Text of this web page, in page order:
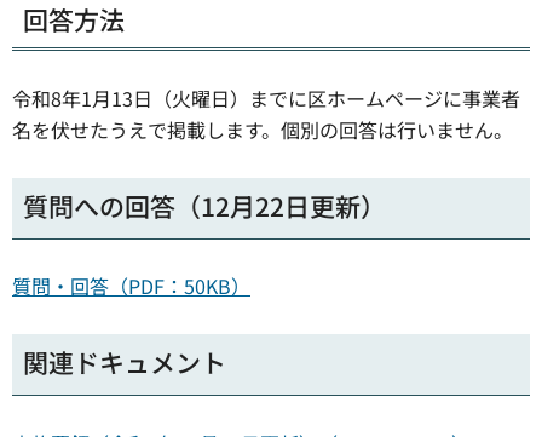
回答方法
令和8年1月13日（火曜日）までに区ホームページに事業者
名を伏せたうえで掲載します。個別の回答は行いません。
質問への回答（12月22日更新）
質問・回答（PDF：50KB）
関連ドキュメント